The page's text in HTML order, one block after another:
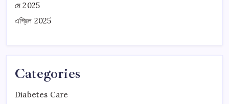
মে 2025
এপ্রিল 2025
Categories
Diabetes Care